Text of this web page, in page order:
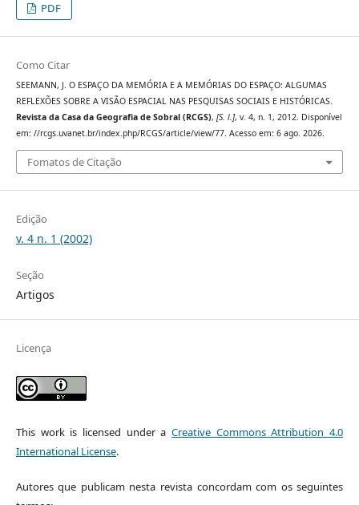
PDF
Como Citar
SEEMANN, J. O ESPAÇO DA MEMÓRIA E A MEMÓRIAS DO ESPAÇO: ALGUMAS
REFLEXÕES SOBRE A VISÃO ESPACIAL NAS PESQUISAS SOCIAIS E HISTÓRICAS.
Revista da Casa da Geografia de Sobral (RCGS), [S. l.], v. 4, n. 1, 2012. Disponível
em: //rcgs.uvanet.br/index.php/RCGS/article/view/77. Acesso em: 6 ago. 2026.
Fomatos de Citação
Edição
v. 4 n. 1 (2002)
Seção
Artigos
Licença
This work is licensed under aCreative Commons Attribution 4.0
International License.
Autores que publicam nesta revista concordam com os seguintes